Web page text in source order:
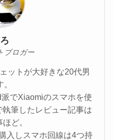
ブロガー
ットが大好きな20代男
でXiaomiのスマホを使
筆したレビュー記事は
ど。
入しスマホ回線は4つ持